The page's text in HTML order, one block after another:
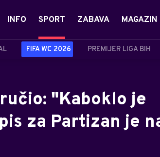
INFO SPORT
FIFA WC 2026 PREMIJER LIGA BIH
ZABAVA MAGAZIN
"Kaboklo je
za Partizan je